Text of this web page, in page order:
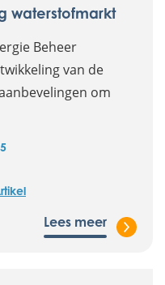
waterstofmarkt
Beheer
van de
om
Lees meer